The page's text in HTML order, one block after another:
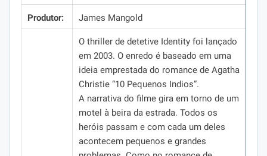
Produtor: James Mangold
O thriller de detetive Identity foi lançado
em 2003. O enredo é baseado em uma
ideia emprestada do romance de Agatha
Christie “10 Pequenos Indios”.
A narrativa do filme gira em torno de um
motel à beira da estrada. Todos os
heróis passam e com cada um deles
acontecem pequenos e grandes